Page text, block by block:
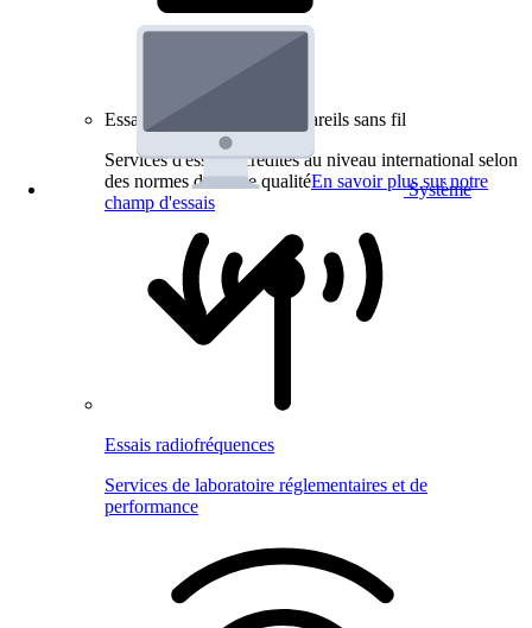
Système
Essais de produits pour appareils sans fil
Services d'essai accrédités au niveau international selon
des normes de haute qualitéEn savoir plus sur notre
champ d'essais
Essais radiofréquences
Services de laboratoire réglementaires et de
performance